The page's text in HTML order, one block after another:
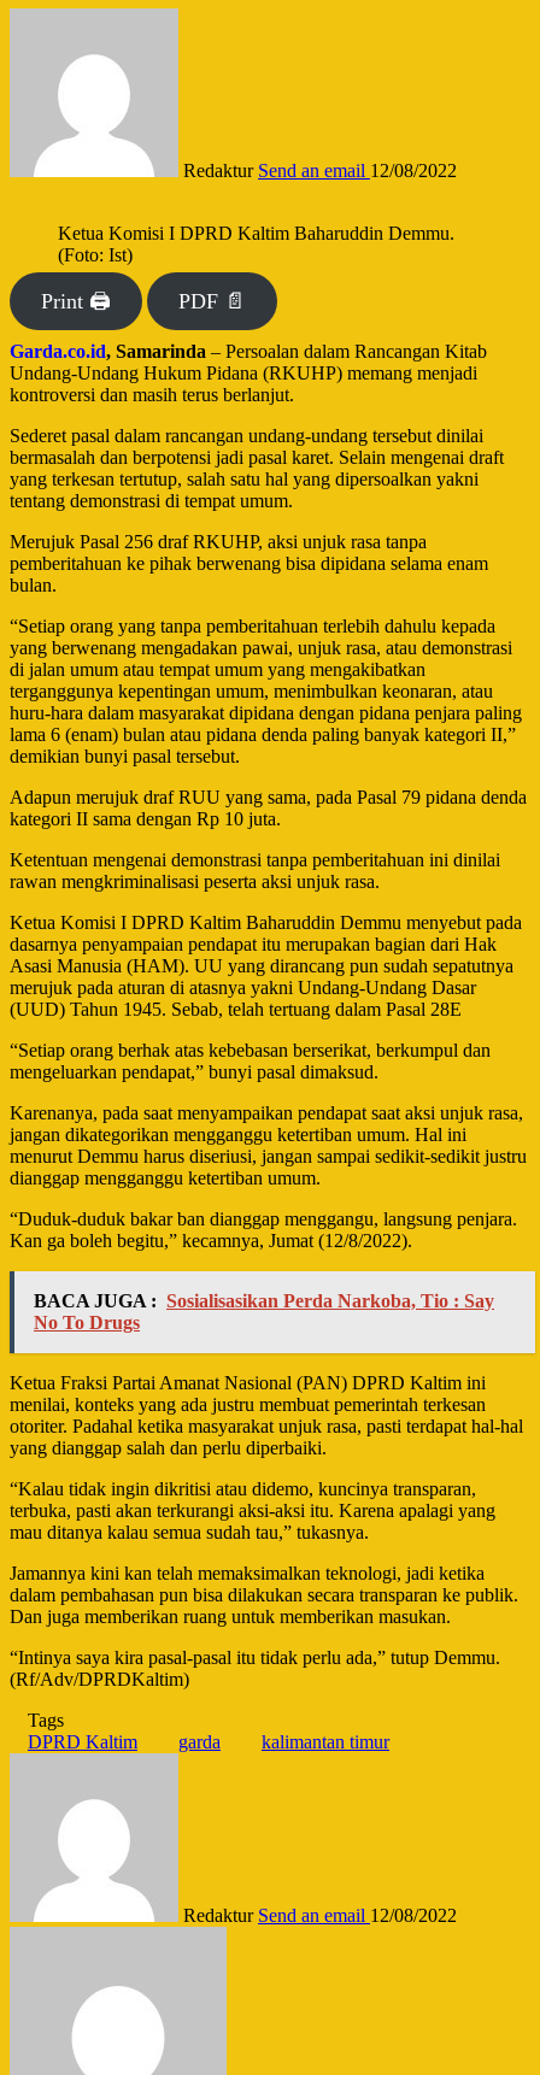
Redaktur Send an email 12/08/2022
Ketua Komisi I DPRD Kaltim Baharuddin Demmu.
(Foto: Ist)
Print 🖨 PDF 📄
Garda.co.id, Samarinda – Persoalan dalam Rancangan Kitab
Undang-Undang Hukum Pidana (RKUHP) memang menjadi
kontroversi dan masih terus berlanjut.
Sederet pasal dalam rancangan undang-undang tersebut dinilai
bermasalah dan berpotensi jadi pasal karet. Selain mengenai draft
yang terkesan tertutup, salah satu hal yang dipersoalkan yakni
tentang demonstrasi di tempat umum.
Merujuk Pasal 256 draf RKUHP, aksi unjuk rasa tanpa
pemberitahuan ke pihak berwenang bisa dipidana selama enam
bulan.
“Setiap orang yang tanpa pemberitahuan terlebih dahulu kepada
yang berwenang mengadakan pawai, unjuk rasa, atau demonstrasi
di jalan umum atau tempat umum yang mengakibatkan
terganggunya kepentingan umum, menimbulkan keonaran, atau
huru-hara dalam masyarakat dipidana dengan pidana penjara paling
lama 6 (enam) bulan atau pidana denda paling banyak kategori II,”
demikian bunyi pasal tersebut.
Adapun merujuk draf RUU yang sama, pada Pasal 79 pidana denda
kategori II sama dengan Rp 10 juta.
Ketentuan mengenai demonstrasi tanpa pemberitahuan ini dinilai
rawan mengkriminalisasi peserta aksi unjuk rasa.
Ketua Komisi I DPRD Kaltim Baharuddin Demmu menyebut pada
dasarnya penyampaian pendapat itu merupakan bagian dari Hak
Asasi Manusia (HAM). UU yang dirancang pun sudah sepatutnya
merujuk pada aturan di atasnya yakni Undang-Undang Dasar
(UUD) Tahun 1945. Sebab, telah tertuang dalam Pasal 28E
“Setiap orang berhak atas kebebasan berserikat, berkumpul dan
mengeluarkan pendapat,” bunyi pasal dimaksud.
Karenanya, pada saat menyampaikan pendapat saat aksi unjuk rasa,
jangan dikategorikan mengganggu ketertiban umum. Hal ini
menurut Demmu harus diseriusi, jangan sampai sedikit-sedikit justru
dianggap mengganggu ketertiban umum.
“Duduk-duduk bakar ban dianggap menggangu, langsung penjara.
Kan ga boleh begitu,” kecamnya, Jumat (12/8/2022).
BACA JUGA : Sosialisasikan Perda Narkoba, Tio : Say
No To Drugs
Ketua Fraksi Partai Amanat Nasional (PAN) DPRD Kaltim ini
menilai, konteks yang ada justru membuat pemerintah terkesan
otoriter. Padahal ketika masyarakat unjuk rasa, pasti terdapat hal-hal
yang dianggap salah dan perlu diperbaiki.
“Kalau tidak ingin dikritisi atau didemo, kuncinya transparan,
terbuka, pasti akan terkurangi aksi-aksi itu. Karena apalagi yang
mau ditanya kalau semua sudah tau,” tukasnya.
Jamannya kini kan telah memaksimalkan teknologi, jadi ketika
dalam pembahasan pun bisa dilakukan secara transparan ke publik.
Dan juga memberikan ruang untuk memberikan masukan.
“Intinya saya kira pasal-pasal itu tidak perlu ada,” tutup Demmu.
(Rf/Adv/DPRDKaltim)
Tags
DPRD Kaltim
garda kalimantan timur
Redaktur Send an email 12/08/2022